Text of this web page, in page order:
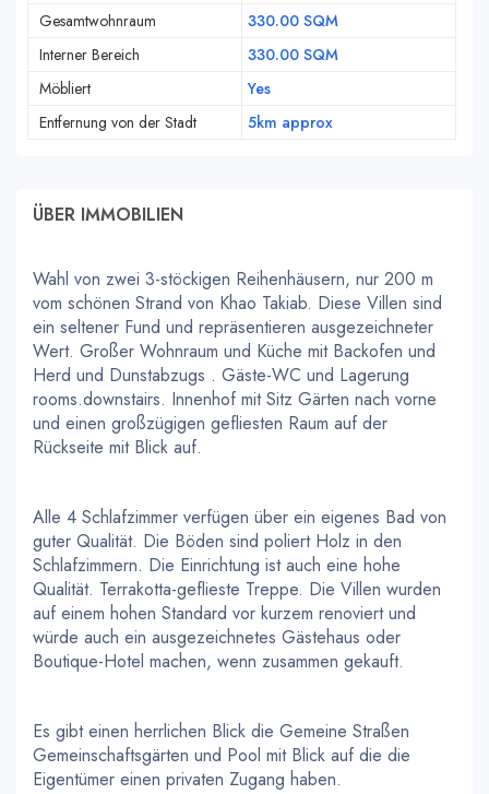
Gesamtwohnraum
330.00 SQM
Interner Bereich
330.00 SQM
Möbliert
Yes
Entfernung von der Stadt
5km approx
ÜBER IMMOBILIEN
Wahl von zwei 3-stöckigen Reihenhäusern, nur 200 m
vom schönen Strand von Khao Takiab. Diese Villen sind
ein seltener Fund und repräsentieren ausgezeichneter
Wert. Großer Wohnraum und Küche mit Backofen und
Herd und Dunstabzugs . Gäste-WC und Lagerung
rooms.downstairs. Innenhof mit Sitz Gärten nach vorne
und einen großzügigen gefliesten Raum auf der
Rückseite mit Blick auf.
Alle 4 Schlafzimmer verfügen über ein eigenes Bad von
guter Qualität. Die Böden sind poliert Holz in den
Schlafzimmern. Die Einrichtung ist auch eine hohe
Qualität. Terrakotta-geflieste Treppe. Die Villen wurden
auf einem hohen Standard vor kurzem renoviert und
würde auch ein ausgezeichnetes Gästehaus oder
Boutique-Hotel machen, wenn zusammen gekauft.
Es gibt einen herrlichen Blick die Gemeine Straßen
Gemeinschaftsgärten und Pool mit Blick auf die die
Eigentümer einen privaten Zugang haben.